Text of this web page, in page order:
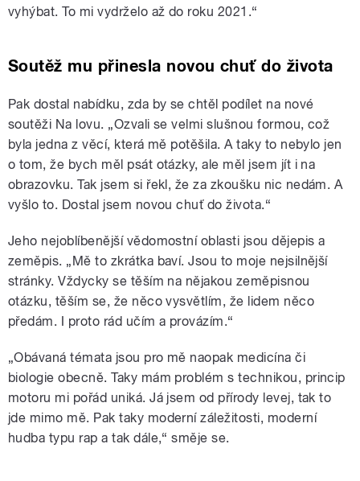
vyhýbat. To mi vydrželo až do roku 2021.“
Soutěž mu přinesla novou chuť do života
Pak dostal nabídku, zda by se chtěl podílet na nové
soutěži Na lovu. „Ozvali se velmi slušnou formou, což
byla jedna z věcí, která mě potěšila. A taky to nebylo jen
o tom, že bych měl psát otázky, ale měl jsem jít i na
obrazovku. Tak jsem si řekl, že za zkoušku nic nedám. A
vyšlo to. Dostal jsem novou chuť do života.“
Jeho nejoblíbenější vědomostní oblasti jsou dějepis a
zeměpis. „Mě to zkrátka baví. Jsou to moje nejsilnější
stránky. Vždycky se těším na nějakou zeměpisnou
otázku, těším se, že něco vysvětlím, že lidem něco
předám. I proto rád učím a provázím.“
„Obávaná témata jsou pro mě naopak medicína či
biologie obecně. Taky mám problém s technikou, princip
motoru mi pořád uniká. Já jsem od přírody levej, tak to
jde mimo mě. Pak taky moderní záležitosti, moderní
hudba typu rap a tak dále,“ směje se.